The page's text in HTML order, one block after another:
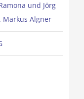
und Jörg
Markus Algner